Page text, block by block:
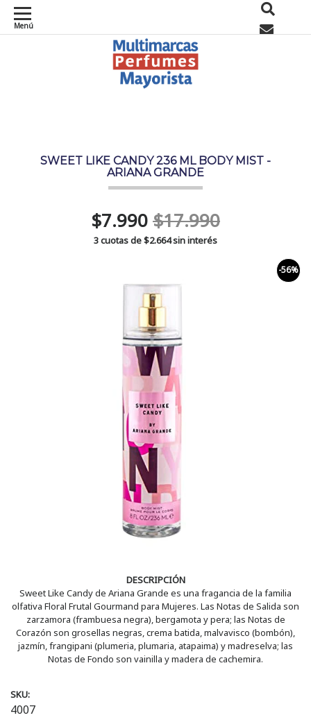
Menú
SWEET LIKE CANDY 236 ML BODY MIST -
ARIANA GRANDE
$7.990$17.990
3 cuotas de$2.664sin interés
-56%
DESCRIPCIÓN
Sweet Like Candy de Ariana Grande es una fragancia de la familia
olfativa Floral Frutal Gourmand para Mujeres. Las Notas de Salida son
zarzamora (frambuesa negra), bergamota y pera; las Notas de
Corazón son grosellas negras, crema batida, malvavisco (bombón),
jazmín, frangipani (plumeria, plumaria, atapaima) y madreselva; las
Notas de Fondo son vainilla y madera de cachemira.
SKU:
4007